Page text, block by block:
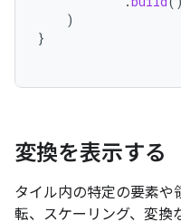
)
}
変換を表示する
タイル内の特定の要素や
転、スケーリング、変換